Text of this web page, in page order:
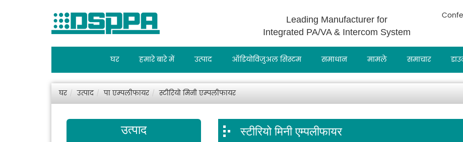
Leading Manufacturer for
Integrated PA/VA & Intercom System
घर हमारे बारे में उत्पाद ऑडियोविज़ुअल सिस्टम समाधान मामले समाचार
घर उत्पाद पा एम्पलीफायर स्टीरियो मिनी एम्पलीफायर
उत्पाद स्टीरियो मिनी एम्पलीफायर